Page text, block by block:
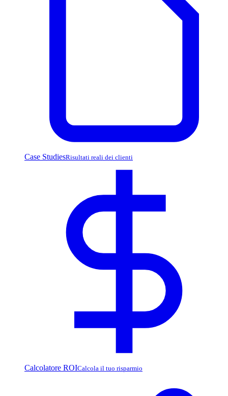
Case StudiesRisultati reali dei clienti
Calcolatore ROICalcola il tuo risparmio